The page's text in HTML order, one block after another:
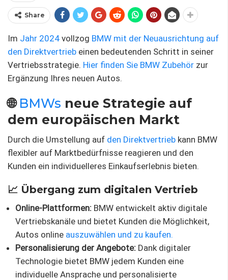
Share
Im Jahr 2024 vollzog BMW mit der Neuausrichtung auf
den Direktvertrieb einen bedeutenden Schritt in seiner
Vertriebsstrategie. Hier finden Sie BMW Zubehör zur
Ergänzung Ihres neuen Autos.
🌐 BMWs neue Strategie auf
dem europäischen Markt
Durch die Umstellung auf den Direktvertrieb kann BMW
flexibler auf Marktbedürfnisse reagieren und den
Kunden ein individuelleres Einkaufserlebnis bieten.
📈 Übergang zum digitalen Vertrieb
Online-Plattformen: BMW entwickelt aktiv digitale
Vertriebskanäle und bietet Kunden die Möglichkeit,
Autos online auszuwählen und zu kaufen.
Personalisierung der Angebote: Dank digitaler
Technologie bietet BMW jedem Kunden eine
individuelle Ansprache und personalisierte